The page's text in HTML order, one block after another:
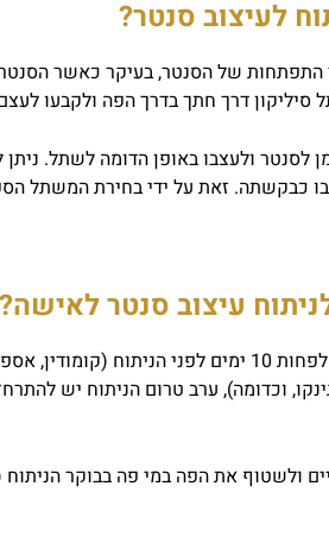
לעיצוב סנטר?
התפתחות של הסנטר, בעיקר כאשר
סיליקון דרך חתך בדרך הפה ולקבעו
לסנטר ולעצבו באופן הדומה לשתל.
כבקשתה. זאת על ידי בחירת המשתל
עיצוב סנטר לאישה?
יש להימנע ממדללי דם לפחות 10 ימים
וכדומה), ערב טרום הניתוח יש